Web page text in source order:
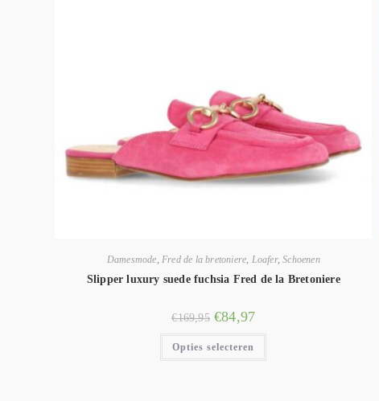
Damesmode, Fred de la bretoniere, Loafer,Schoenen
Slipper luxury suede fuchsia Fred de la Bretoniere
€169,95 €84,97
Opties selecteren